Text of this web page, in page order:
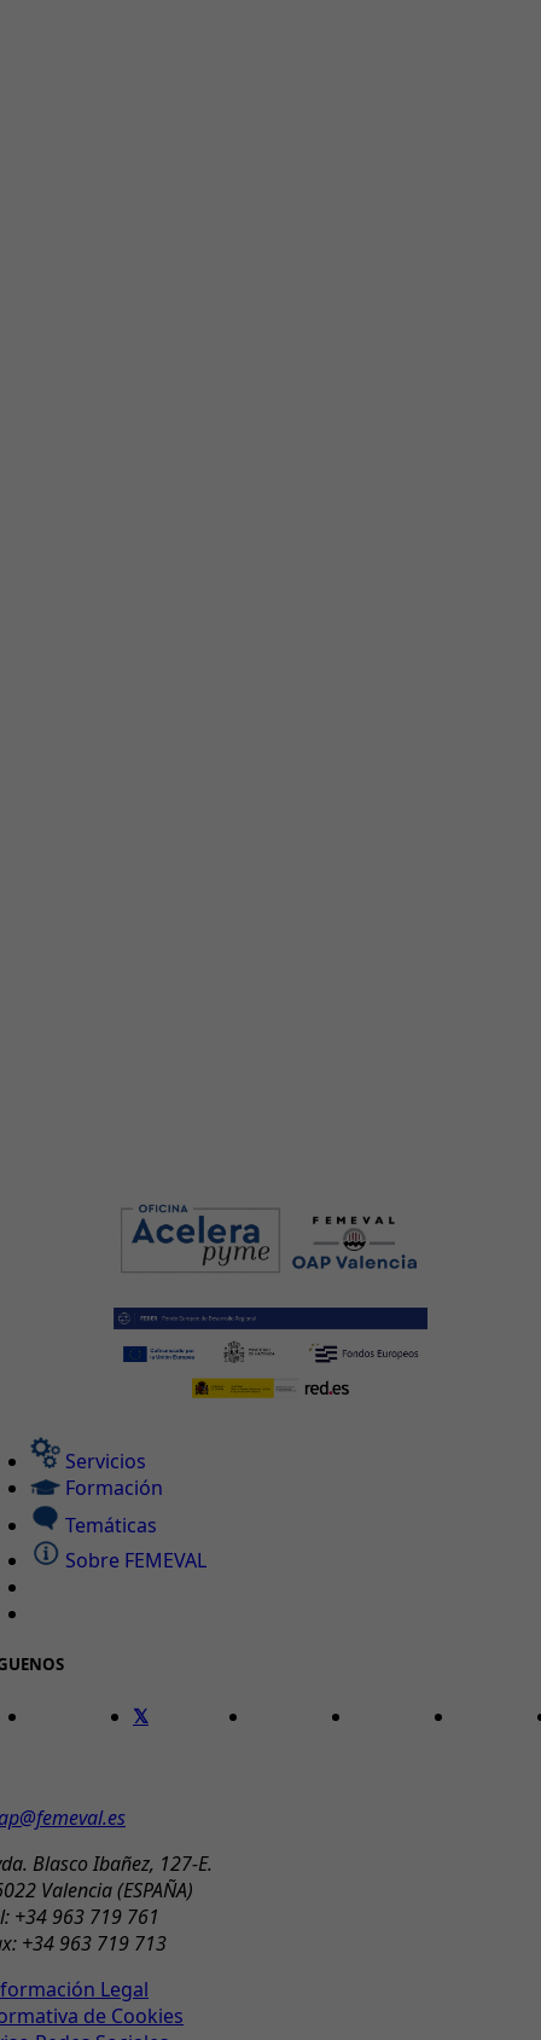
Servicios
Formación
Temáticas
Sobre FEMEVAL
Blasco Ibañez, 127-E.
Valencia (ESPAÑA)
+34 963 719 761
+34 963 719 713
Legal
de Cookies